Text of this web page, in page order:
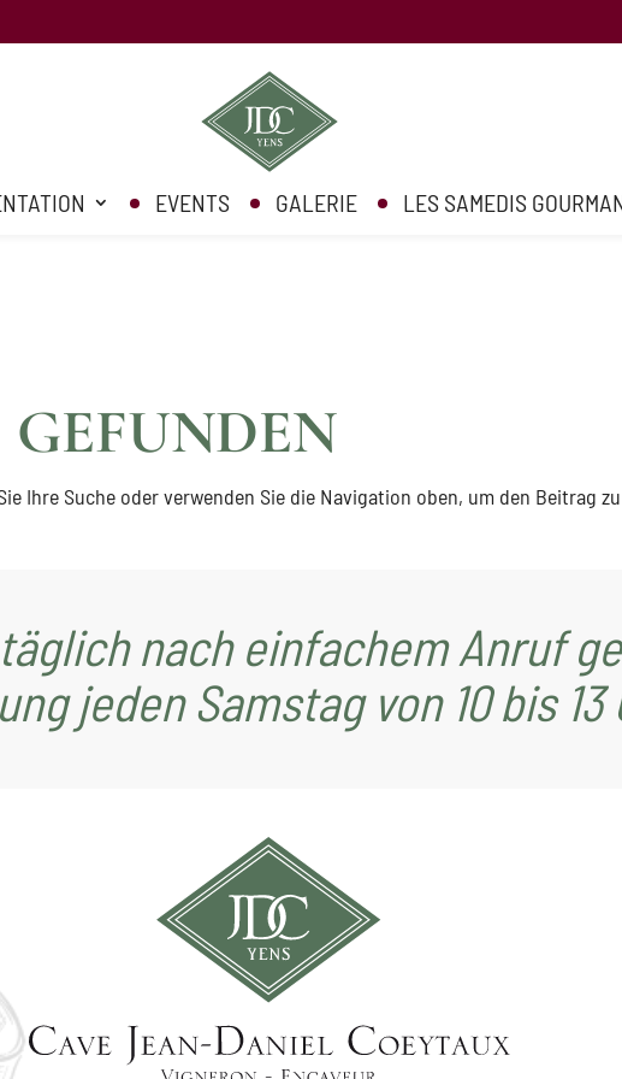
clients/0f22548263a677fb5770bd2e84f34b14/bak/wp-content/
EVENTS GALERIE LES SAMEDIS
GEFUNDEN
Ihre Suche oder verwenden Sie die Navigation oben, um den Beitrag zu
nach einfachem Anruf
jeden Samstag von 10 bis 13